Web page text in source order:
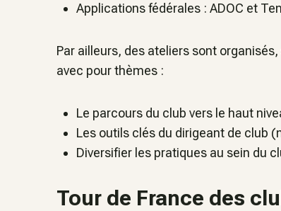
Applications fédérales : ADOC et
Par ailleurs, des ateliers sont
avec pour thèmes :
Le parcours du club vers le haut
Les outils clés du dirigeant de club
Diversifier les pratiques au sein du
Tour de France des